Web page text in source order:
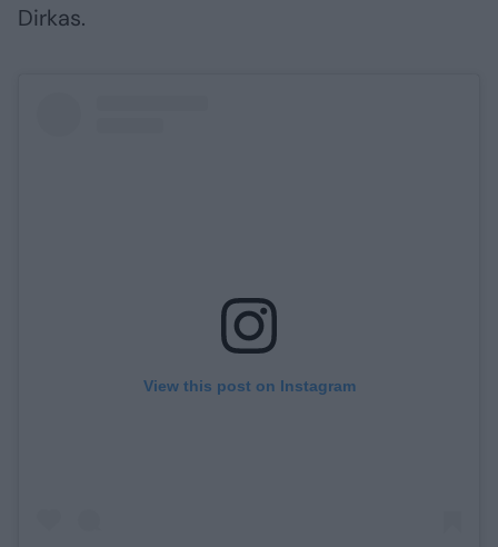
Dirkas.
View this post on Instagram